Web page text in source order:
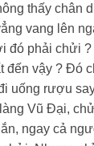
thấy chân
vang lên
đó phải chửi
đến vậy ? Đó
uống rượu
Vũ Đại,
ngay cả